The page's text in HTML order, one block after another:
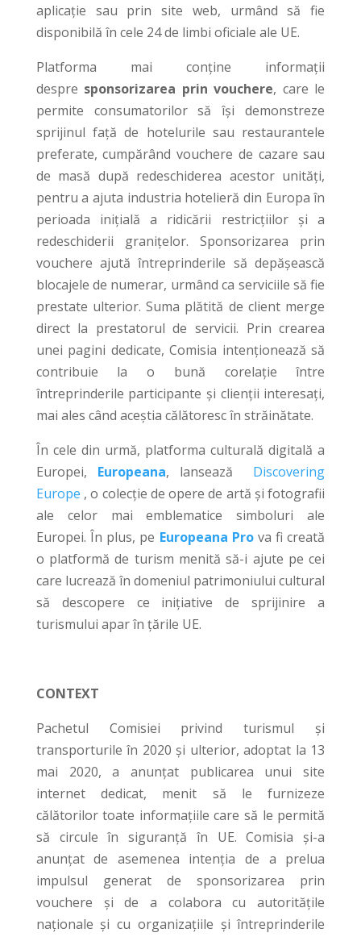
aplicație sau prin site web, urmând să fie
disponibilă în cele 24 de limbi oficiale ale UE.
Platforma mai conține informații
despre sponsorizarea prin vouchere, care le
permite consumatorilor să își demonstreze
sprijinul față de hotelurile sau restaurantele
preferate, cumpărând vouchere de cazare sau
de masă după redeschiderea acestor unități,
pentru a ajuta industria hotelieră din Europa în
perioada inițială a ridicării restricțiilor și a
redeschiderii granițelor. Sponsorizarea prin
vouchere ajută întreprinderile să depășească
blocajele de numerar, urmând ca serviciile să fie
prestate ulterior. Suma plătită de client merge
direct la prestatorul de servicii. Prin crearea
unei pagini dedicate, Comisia intenționează să
contribuie la o bună corelație între
întreprinderile participante și clienții interesați,
mai ales când aceștia călătoresc în străinătate.
În cele din urmă, platforma culturală digitală a
Europei, Europeana, lansează
Discovering
Europe , o colecție de opere de artă și fotografii
ale celor mai emblematice simboluri ale
Europei. În plus, pe Europeana Prova fi creată
o platformă de turism menită să-i ajute pe cei
care lucrează în domeniul patrimoniului cultural
să descopere ce inițiative de sprijinire a
turismului apar în țările UE.
CONTEXT
Pachetul Comisiei privind turismul și
transporturile în 2020 și ulterior, adoptat la 13
mai 2020, a anunțat publicarea unui site
internet dedicat, menit să le furnizeze
călătorilor toate informațiile care să le permită
să circule în siguranță în UE. Comisia și-a
anunțat de asemenea intenția de a prelua
impulsul generat de sponsorizarea prin
vouchere și de a colabora cu autoritățile
naționale și cu organizațiile și întreprinderile